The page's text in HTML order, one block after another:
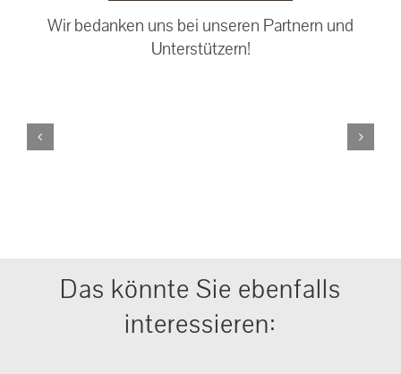
Wir bedanken uns bei unseren Partnern und
Unterstützern!
Das könnte Sie ebenfalls
interessieren: